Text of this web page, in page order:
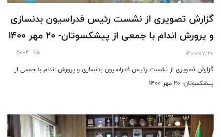
گزارش تصویری از نشست رئیس فدراسیون بدنسازی
و پرورش اندام با جمعی از پیشکسوتان- 20 مهر 1400
1400/07/20
5004
گزارش تصویری از نشست رئیس فدراسیون بدنسازی و پرورش اندام با جمعی از
پیشکسوتان- 20 مهر 1400